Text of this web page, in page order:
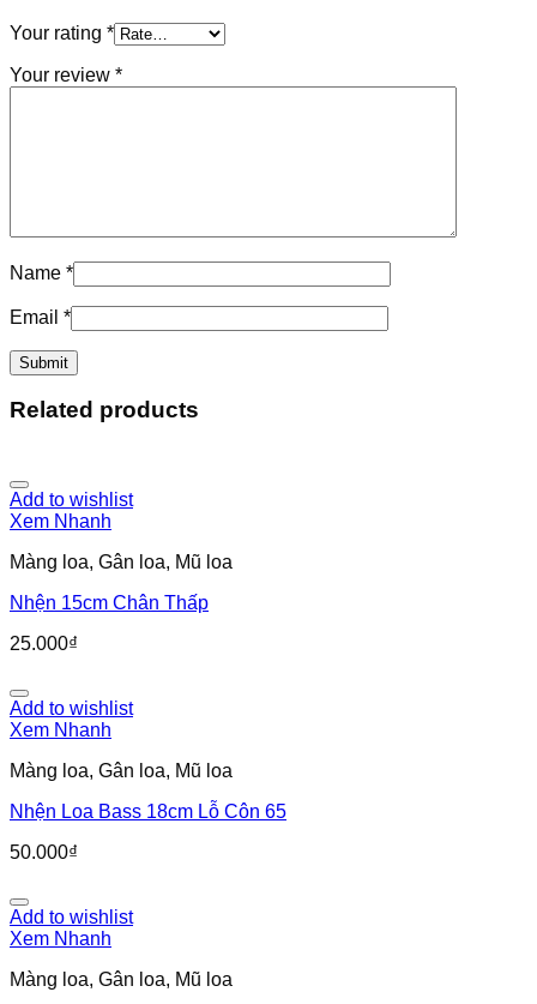
Your rating *
Your review *
Name *
Email *
Related products
Add to wishlist
Xem Nhanh
Màng loa, Gân loa, Mũ loa
Nhện 15cm Chân Thấp
25.000₫
Add to wishlist
Xem Nhanh
Màng loa, Gân loa, Mũ loa
Nhện Loa Bass 18cm Lỗ Côn 65
50.000₫
Add to wishlist
Xem Nhanh
Màng loa, Gân loa, Mũ loa